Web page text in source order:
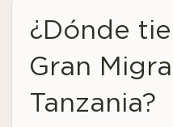
¿Dónde
Gran
Tanzania?